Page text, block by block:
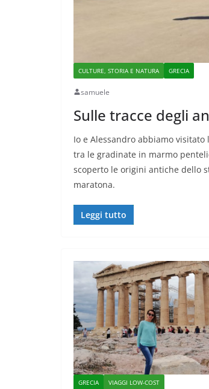
CULTURE, STORIA E NATURA GRECIA
samuele
Sulle tracce degli
Io e Alessandro abbiamo
tra le gradinate in marmo
scoperto le origini antiche dello
maratona.
Leggi tutto
GRECIA VIAGGI LOW-COST